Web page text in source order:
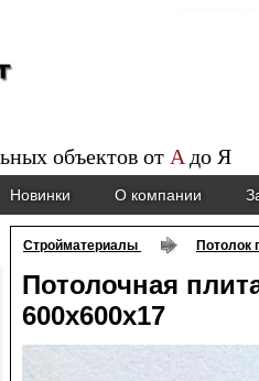
объектов от Aдо Я
Новинки О компании
Стройматериалы Потолок
Потолочная
600x600x17